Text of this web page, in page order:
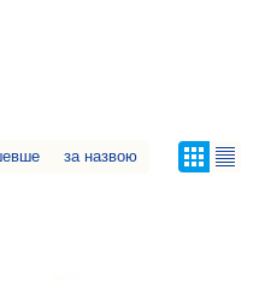
за назвою